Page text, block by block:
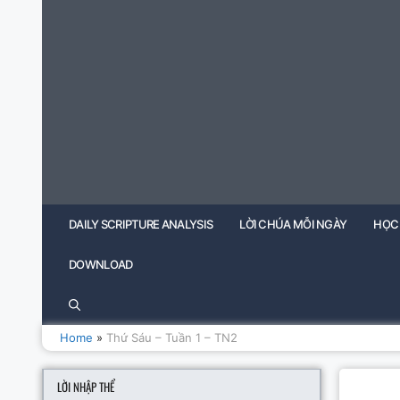
DAILY SCRIPTURE ANALYSIS LỜI CHÚA MỖI NGÀY
DOWNLOAD
Home » Thứ Sáu – Tuần 1 – TN2
LỜI NHẬP THỂ